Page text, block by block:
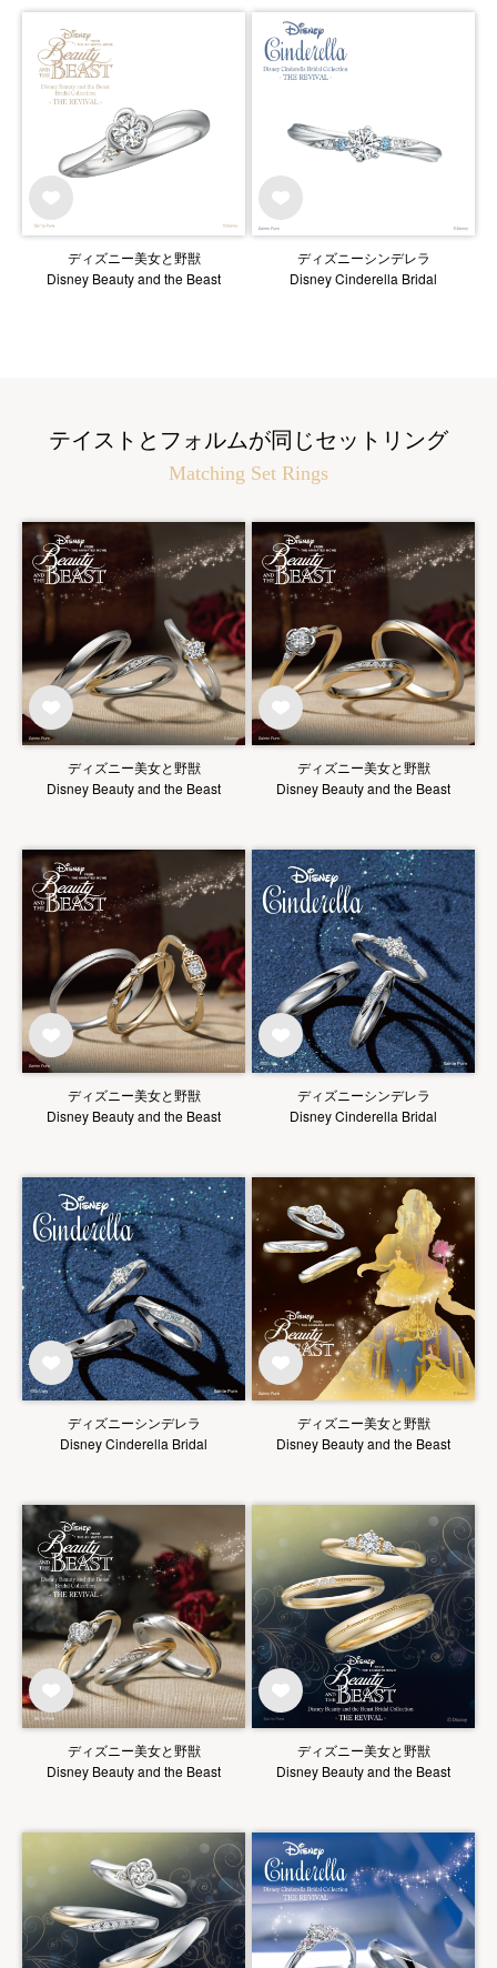
ディズニー美女と野獣
Disney Beauty and the Beast
ディズニーシンデレラ
Disney Cinderella Bridal
テイストとフォルムが同じセットリング
Matching Set Rings
ディズニー美女と野獣
Disney Beauty and the Beast
ディズニー美女と野獣
Disney Beauty and the Beast
ディズニー美女と野獣
Disney Beauty and the Beast
ディズニーシンデレラ
Disney Cinderella Bridal
ディズニーシンデレラ
Disney Cinderella Bridal
ディズニー美女と野獣
Disney Beauty and the Beast
ディズニー美女と野獣
Disney Beauty and the Beast
ディズニー美女と野獣
Disney Beauty and the Beast